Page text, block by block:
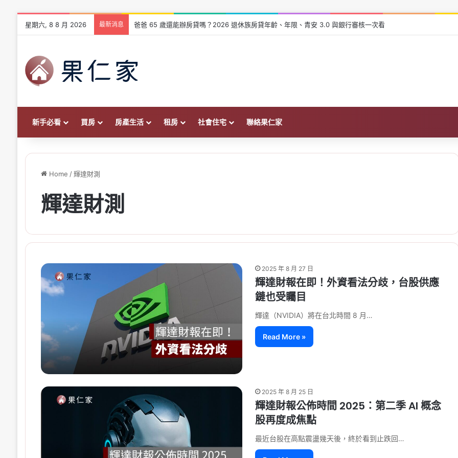
星期六, 8 8 月 2026 最新消息 爸爸 65 歲還能辦房貸嗎？2026 退休族房貸年齡、年限、青安 3.0 與銀行審核一次看
新手必看 買房 房產生活 租房 社會住宅 聯絡果仁家
Home / 輝達財測
輝達財測
2025 年 8 月 27 日
輝達財報在即！外資看法分歧，台股供應
鏈也受矚目
輝達（NVIDIA）將在台北時間 8 月…
Read More »
2025 年 8 月 25 日
輝達財報公佈時間 2025：第二季 AI 概念
股再度成焦點
最近台股在高點震盪幾天後，終於看到止跌回…